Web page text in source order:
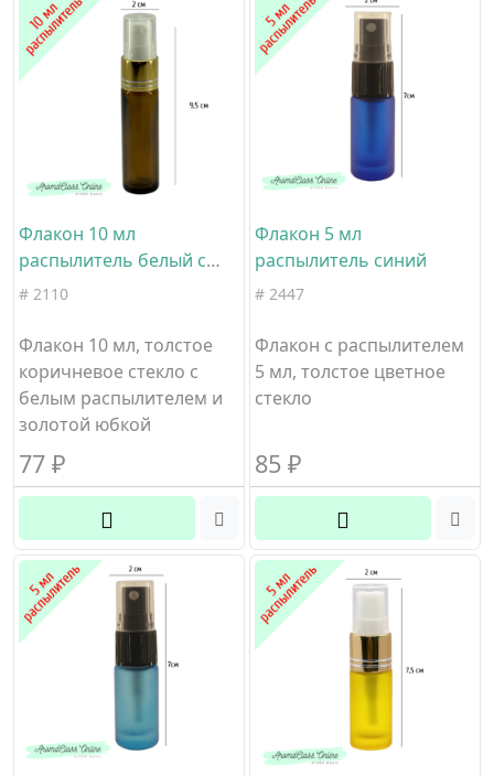
Флакон 10 мл
распылитель белый с
золотым коричневое
# 2110
Флакон 10 мл, толстое
коричневое стекло с
белым распылителем и
золотой юбкой
77 ₽
Флакон 5 мл
распылитель синий
# 2447
Флакон с распылителем
5 мл, толстое цветное
стекло
85 ₽